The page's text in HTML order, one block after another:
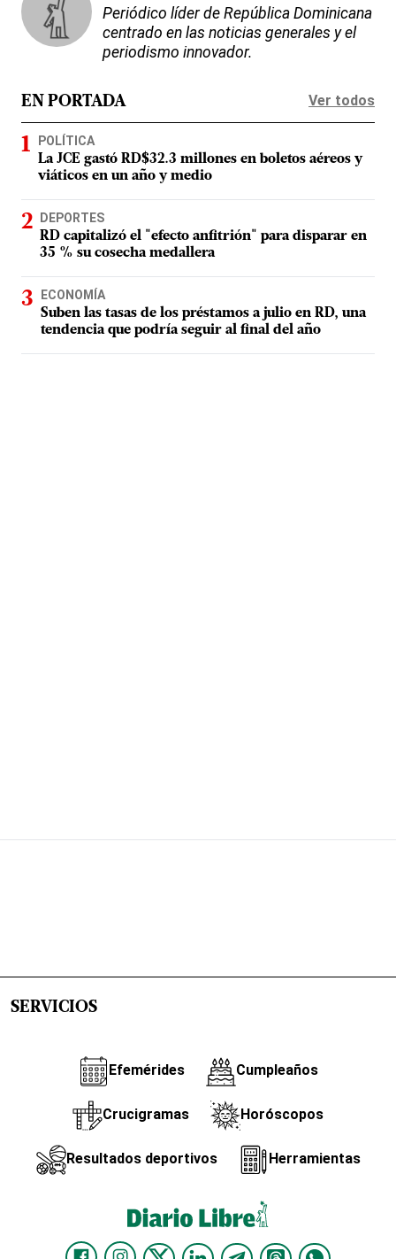
Periódico líder de República Dominicana
centrado en las noticias generales y el
periodismo innovador.
EN PORTADA Ver todos
POLÍTICA
La JCE gastó RD$32.3 millones en boletos aéreos y
viáticos en un año y medio
DEPORTES
RD capitalizó el "efecto anfitrión" para disparar en
35 % su cosecha medallera
ECONOMÍA
Suben las tasas de los préstamos a julio en RD, una
tendencia que podría seguir al final del año
SERVICIOS
Efemérides Cumpleaños
Crucigramas Horóscopos
Resultados deportivos Herramientas